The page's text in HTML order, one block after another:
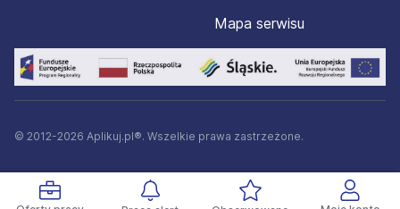
Mapa serwisu
© 2012-2026 Aplikuj.pl®. Wszelkie prawa zastrzeżone.